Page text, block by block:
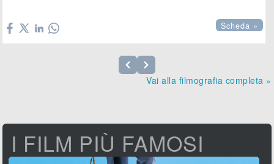
Scheda »
Vai alla filmografia completa »
I FILM PIÙ FAMOSI